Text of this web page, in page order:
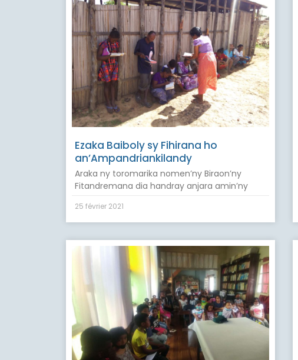
Ezaka Baiboly sy Fihirana ho
an’Ampandriankilandy
Araka ny toromarika nomen’ny Biraon’ny
Fitandremana dia handray anjara amin’ny
25 février 2021